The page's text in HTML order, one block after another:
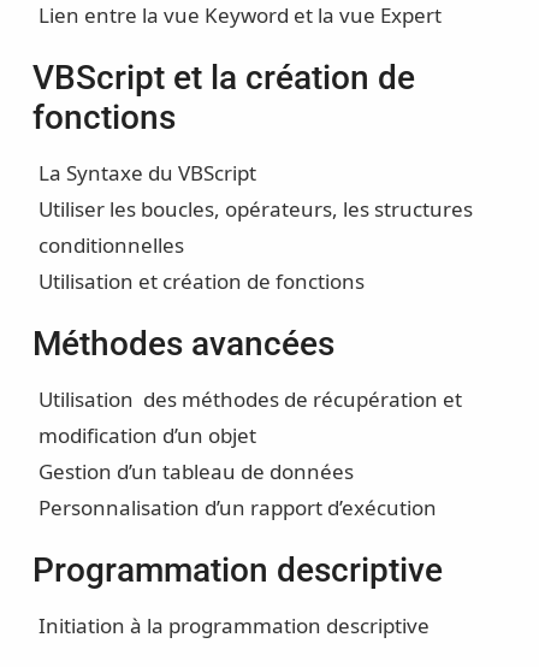
Lien entre la vue Keyword et la vue Expert
VBScript et la création de
fonctions
La Syntaxe du VBScript
Utiliser les boucles, opérateurs, les structures
conditionnelles
Utilisation et création de fonctions
Méthodes avancées
Utilisation des méthodes de récupération et
modification d’un objet
Gestion d’un tableau de données
Personnalisation d’un rapport d’exécution
Programmation descriptive
Initiation à la programmation descriptive